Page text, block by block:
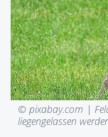
© pixabay.com |
liegengelassen